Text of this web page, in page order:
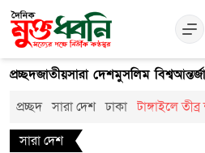
প্রচ্ছদজাতীয়সারা দেশমুসলিম বিশ্ব
প্রচ্ছদ সারা দেশ ঢাকা টাঙ্গাইলে
সারা দেশ